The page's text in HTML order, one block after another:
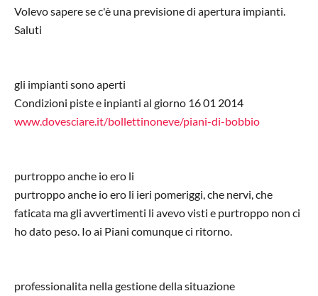
Volevo sapere se c'è una previsione di apertura impianti.
Saluti
gli impianti sono aperti
Condizioni piste e inpianti al giorno 16 01 2014
www.dovesciare.it/bollettinoneve/piani-di-bobbio
purtroppo anche io ero li
purtroppo anche io ero li ieri pomeriggi, che nervi, che
faticata ma gli avvertimenti li avevo visti e purtroppo non ci
ho dato peso. Io ai Piani comunque ci ritorno.
professionalita nella gestione della situazione